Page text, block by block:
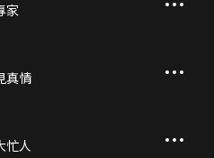
家
真情
忙人